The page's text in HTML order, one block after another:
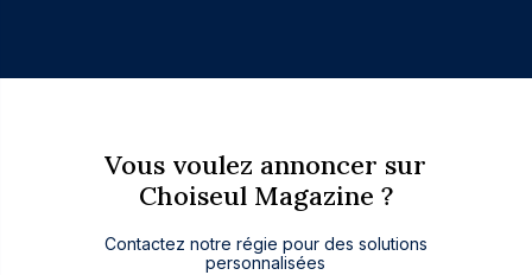
Vous voulez annoncer sur
Choiseul Magazine ?
Contactez notre régie pour des solutions
personnalisées